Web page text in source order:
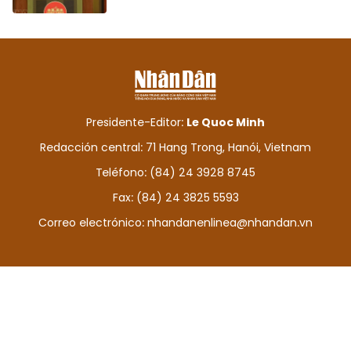
Presidente-Editor: Le Quoc Minh
Redacción central: 71 Hang Trong, Hanói, Vietnam
Teléfono: (84) 24 3928 8745
Fax: (84) 24 3825 5593
Correo electrónico: nhandanenlinea@nhandan.vn